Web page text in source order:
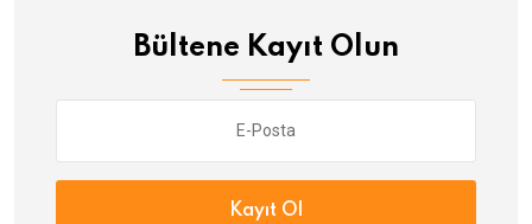
Bültene Kayıt Olun
Kayıt Ol